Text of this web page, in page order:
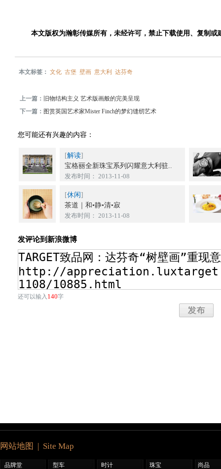
本文版权为瀚彰传媒所有，未经许可，禁止下载使用、复制或
本文标签：文化 古堡 壁画 意大利 达芬奇
上一篇：
旧物结构主义 艺术版画般的完美呈现
下一篇： 图赏英国艺术家Mister Finch的梦幻缝纫艺术
您可能还有兴趣的内容：
[解读]
宝格丽全新珠宝系列闪耀意大利驻..
发布时间： 2013-11-08
[休闲]
茶道｜和•静•清•寂
发布时间： 2013-11-08
发评论到新浪微博
还可以输入 140字
网站地图 | Site Map
品牌堂 型车 时计 珠宝 尚品